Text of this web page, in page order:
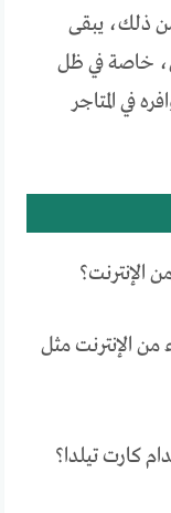
ذلك، يبقى
خاصة في ظل
في المتاجر
الإنترنت؟
الإنترنت مثل
كارت تيلدا؟